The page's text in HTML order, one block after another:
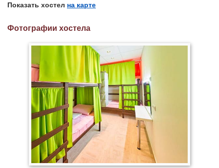
Показать хостел на карте
Фотографии хостела